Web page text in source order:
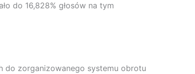
do 16,828% głosów na tym
do zorganizowanego systemu obrotu